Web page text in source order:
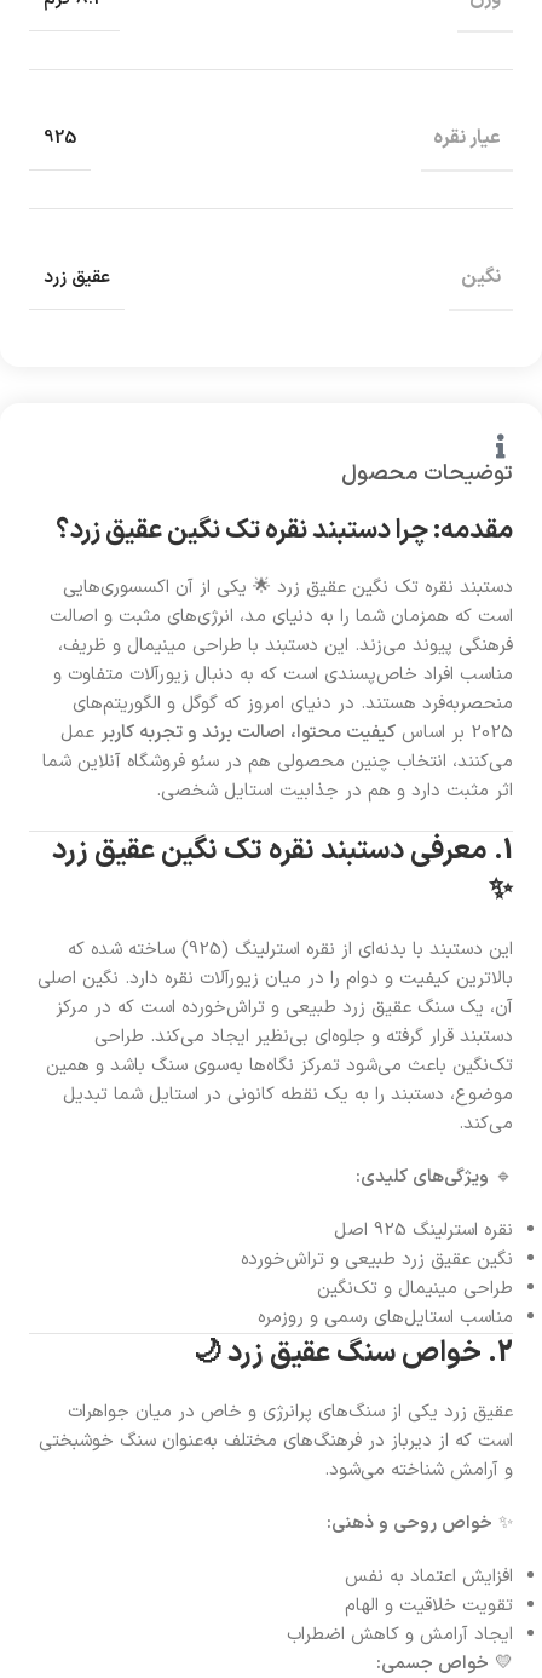
توضیحات محصول
مقدمه: چرا دستبند نقره تک نگین عقیق زرد؟
دستبند نقره تک نگین عقیق زرد 🌟 یکی از آن اکسسوری‌هایی
است که همزمان شما را به دنیای مد، انرژی‌های مثبت و اصالت
فرهنگی پیوند می‌زند. این دستبند با طراحی مینیمال و ظریف،
مناسب افراد خاص‌پسندی است که به دنبال زیورآلات متفاوت و
منحصر‌به‌فرد هستند. در دنیای امروز که گوگل و الگوریتم‌های
2025 بر اساس
کیفیت محتوا، اصالت برند و تجربه کاربر عمل
می‌کنند، انتخاب چنین محصولی هم در سئو فروشگاه آنلاین شما
اثر مثبت دارد و هم در جذابیت استایل شخصی.
1. معرفی دستبند نقره تک نگین عقیق زرد
✨
این دستبند با بدنه‌ای از نقره استرلینگ (925) ساخته شده که
بالاترین کیفیت و دوام را در میان زیورآلات نقره دارد. نگین اصلی
آن، یک سنگ عقیق زرد طبیعی و تراش‌خورده است که در مرکز
دستبند قرار گرفته و جلوه‌ای بی‌نظیر ایجاد می‌کند. طراحی
تک‌نگین باعث می‌شود تمرکز نگاه‌ها به‌سوی سنگ باشد و همین
موضوع، دستبند را به یک نقطه کانونی در استایل شما تبدیل
می‌کند.
🔹 ویژگی‌های کلیدی:
نقره استرلینگ 925 اصل
نگین عقیق زرد طبیعی و تراش‌خورده
طراحی مینیمال و تک‌نگین
مناسب استایل‌های رسمی و روزمره
2. خواص سنگ عقیق زرد 🌙
عقیق زرد یکی از سنگ‌های پرانرژی و خاص در میان جواهرات
است که از دیرباز در فرهنگ‌های مختلف به‌عنوان سنگ خوشبختی
و آرامش شناخته می‌شود.
✨ خواص روحی و ذهنی:
افزایش اعتماد به نفس
تقویت خلاقیت و الهام
ایجاد آرامش و کاهش اضطراب
💛 خواص جسمی:
عیار نقره 925
نگین عقیق زرد